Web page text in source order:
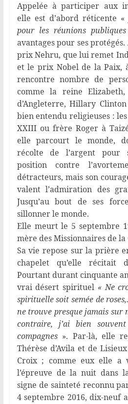
Appelée à participer aux
elle est d’abord réticente
pour les réunions
avantages pour ses
prix Nehru, que lui remet
et le prix Nobel de la Paix,
rencontre nombre de
comme la reine
d’Angleterre, Hillary
bien entendu religieuses :
XXIII ou frère Roger à
elle parcourt le monde,
récolte de l’argent pour
position contre
détracteurs, mais son
valent l’admiration des
Jusqu’au bout de ses
sillonner le monde.
Elle meurt le 5 septembre
mère des Missionnaires de
Sa vie repose sur la prière
chapelet qu’elle récitait
Pourtant durant cinquante
vrai désert spirituel « Ne
spirituelle soit semée de
ne trouve presque jamais sur
contraire, j’ai bien
compagnes». Par-là, elle
Thérèse d’Avila et de
Croix ; comme eux elle a
l’épreuve de la nuit dans
signe de sainteté reconnu
4 septembre 2016, dix-neuf